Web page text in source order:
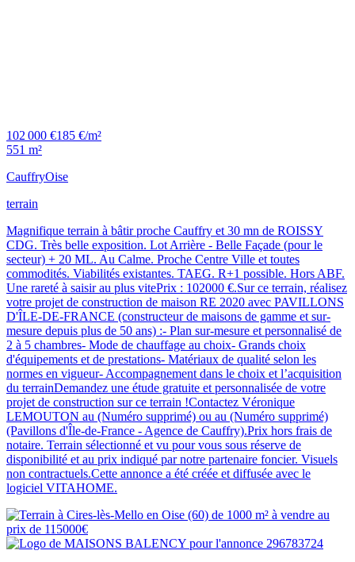
102 000 €185 €/m²
551 m²
CauffryOise
terrain
Magnifique terrain à bâtir proche Cauffry et 30 mn de ROISSY
CDG. Très belle exposition. Lot Arrière - Belle Façade (pour le
secteur) + 20 ML. Au Calme. Proche Centre Ville et toutes
commodités. Viabilités existantes. TAEG. R+1 possible. Hors ABF.
Une rareté à saisir au plus vitePrix : 102000 €.Sur ce terrain, réalisez
votre projet de construction de maison RE 2020 avec PAVILLONS
D'ÎLE-DE-FRANCE (constructeur de maisons de gamme et sur-
mesure depuis plus de 50 ans) :- Plan sur-mesure et personnalisé de
2 à 5 chambres- Mode de chauffage au choix- Grands choix
d'équipements et de prestations- Matériaux de qualité selon les
normes en vigueur- Accompagnement dans le choix et l’acquisition
du terrainDemandez une étude gratuite et personnalisée de votre
projet de construction sur ce terrain !Contactez Véronique
LEMOUTON au (Numéro supprimé) ou au (Numéro supprimé)
(Pavillons d'Île-de-France - Agence de Cauffry).Prix hors frais de
notaire. Terrain sélectionné et vu pour vous sous réserve de
disponibilité et au prix indiqué par notre partenaire foncier. Visuels
non contractuels.Cette annonce a été créée et diffusée avec le
logiciel VITAHOME.